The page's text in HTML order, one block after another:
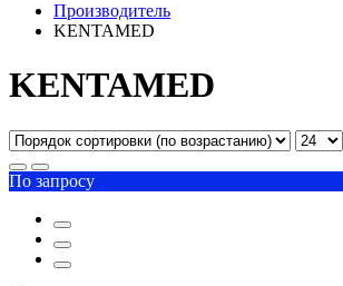
Производитель
KENTAMED
KENTAMED
По запросу